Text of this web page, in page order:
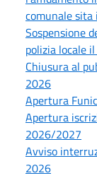
comunale
Sospensione
polizia locale
Chiusura al
2026
Apertura
Apertura
2026/2027
Avviso
2026